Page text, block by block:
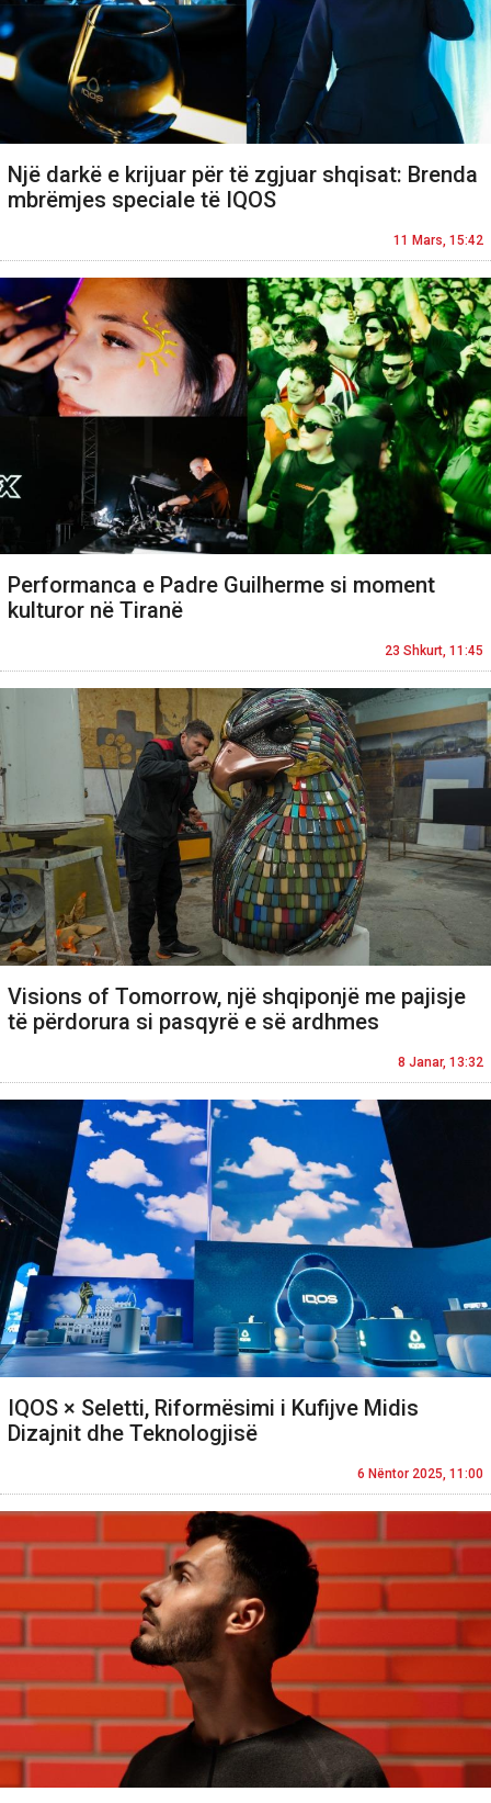
Një darkë e krijuar për të zgjuar shqisat: Brenda
mbrëmjes speciale të IQOS
11 Mars, 15:42
Performanca e Padre Guilherme si moment
kulturor në Tiranë
23 Shkurt, 11:45
Visions of Tomorrow, një shqiponjë me pajisje
të përdorura si pasqyrë e së ardhmes
8 Janar, 13:32
IQOS × Seletti, Riformësimi i Kufijve Midis
Dizajnit dhe Teknologjisë
6 Nëntor 2025, 11:00